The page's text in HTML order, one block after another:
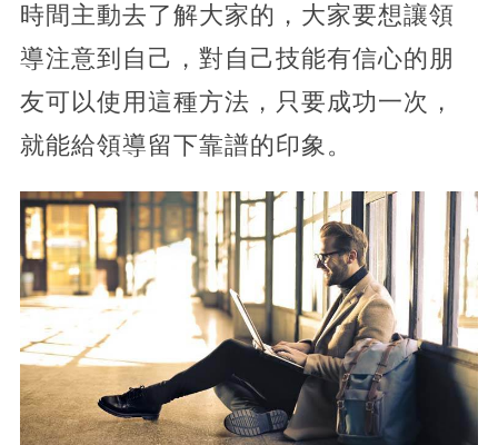
時間主動去了解大家的，大家要想讓領
導注意到自己，對自己技能有信心的朋
友可以使用這種方法，只要成功一次，
就能給領導留下靠譜的印象。